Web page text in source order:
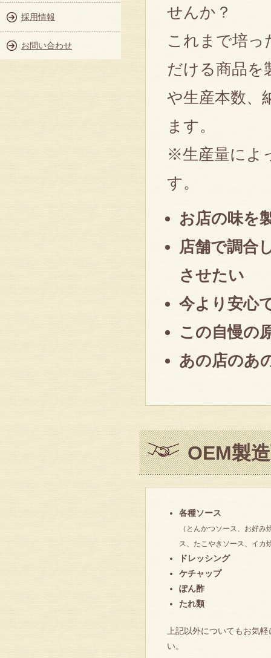
採用情報
お問い合わせ
せんか？
これまで培っ
だける商品を
や生産本数、
ます。
※生産量によ
す。
お店の味を
店舗で調合
させたい
今より安心
この自慢の
あの店のあ
OEM製
各種ソース
（とんかつソース、お好
ス、たこやきソース、イカ
ドレッシング
ケチャップ
ぽん酢
たれ類
上記以外についてもお気
い。